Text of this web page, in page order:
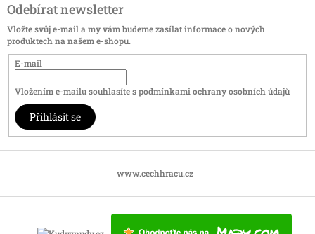
Odebírat newsletter
Vložte svůj e-mail a my vám budeme zasílat informace o nových
produktech na našem e-shopu.
E-mail
Vložením e-mailu souhlasíte spodmínkami ochrany osobních údajů
Přihlásit se
www.cechhracu.cz